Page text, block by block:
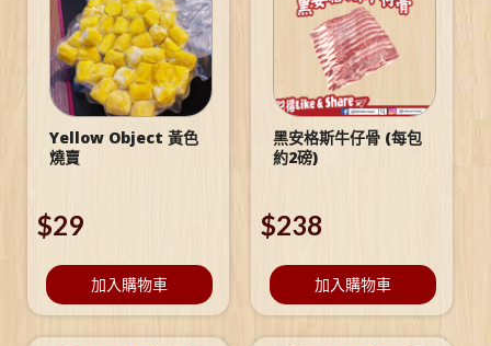
Yellow Object 黃色
燒賣
$29
加入購物車
黑安格斯牛仔骨 (每包
約2磅)
$238
加入購物車